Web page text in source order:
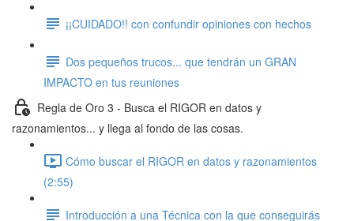
¡¡CUIDADO!! con confundir opiniones con hechos
Dos pequeños trucos... que tendrán un GRAN
IMPACTO en tus reuniones
Regla de Oro 3 - Busca el RIGOR en datos y
razonamientos... y llega al fondo de las cosas.
Cómo buscar el RIGOR en datos y razonamientos
(2:55)
Introducción a una Técnica con la que conseguirás